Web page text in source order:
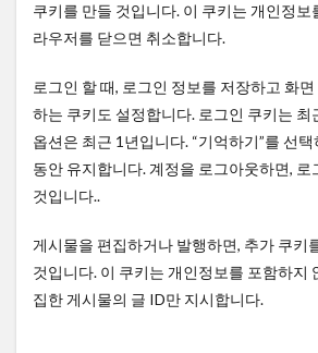
쿠키를 만들 것입니다. 이 쿠키는 개인정보
라우저를 닫으면 취소합니다.
로그인 할 때, 로그인 정보를 저장하고 화
하는 쿠키도 설정합니다. 로그인 쿠키는 최
옵션은 최근 1년입니다. “기억하기”를 선
동안 유지합니다. 계정을 로그아웃하면,
것입니다..
게시물을 편집하거나 발행하면, 추가 쿠키
것입니다. 이 쿠키는 개인정보를 포함하지
집한 게시물의 글 ID만 지시합니다.